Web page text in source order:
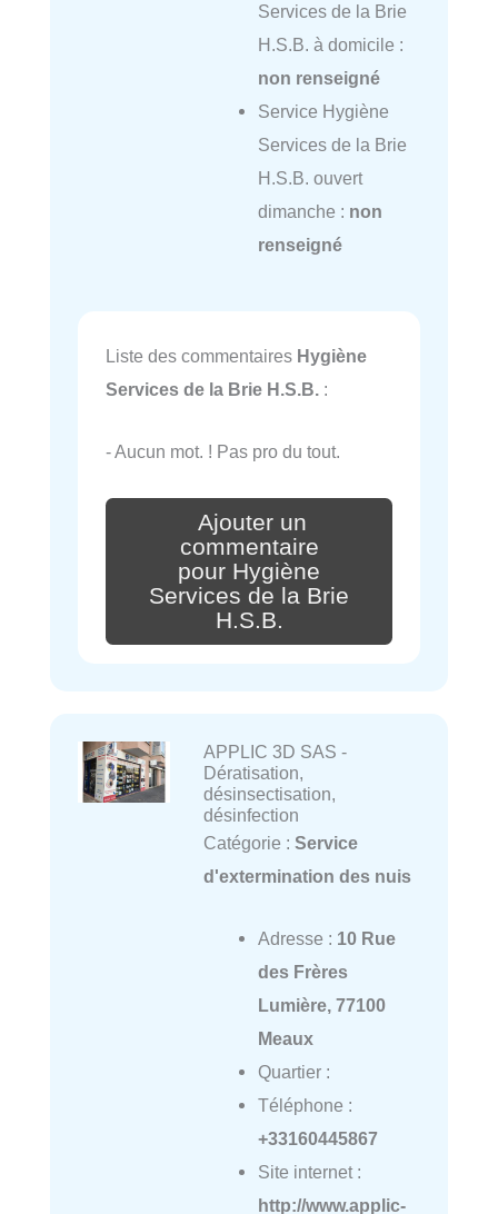
Services de la Brie
H.S.B. à domicile :
non renseigné
Service Hygiène
Services de la Brie
H.S.B. ouvert
dimanche : non
renseigné
Liste des commentaires Hygiène
Services de la Brie H.S.B. :
- Aucun mot. ! Pas pro du tout.
Ajouter un
commentaire
pour Hygiène
Services de la Brie
H.S.B.
APPLIC 3D SAS -
Dératisation,
désinsectisation,
désinfection
Catégorie : Service
d'extermination des nuis
Adresse : 10 Rue
des Frères
Lumière, 77100
Meaux
Quartier :
Téléphone :
+33160445867
Site internet :
http://www.applic-